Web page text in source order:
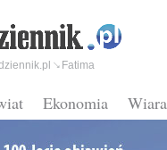
Ekonomia Wiara
Fatima